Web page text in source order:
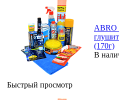
Быстрый просмотр
ABRO
(170г)
В